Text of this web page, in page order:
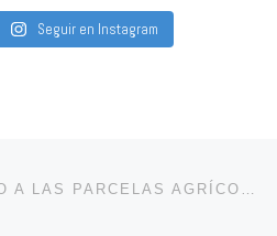
Seguir en Instagram
QUEREMOS DAR USO A LAS PARCELAS AGRÍCOLAS MUNICIPALES Y RECUPERAR LOS EXÁMENES TEÓRICOS DE TRÁFICO